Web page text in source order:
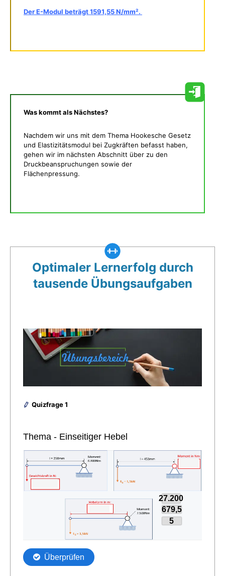
Der E-Modul beträgt 1591,55 N/mm².
Was kommt als Nächstes?
Nachdem wir uns mit dem Thema Hookesche Gesetz
und Elastizitätsmodul bei Zugkräften befasst haben,
gehen wir im nächsten Abschnitt über zu den
Druckbeanspruchungen sowie der
Flächenpressung.
Optimaler Lernerfolg durch
tausende Übungsaufgaben
Quizfrage 1